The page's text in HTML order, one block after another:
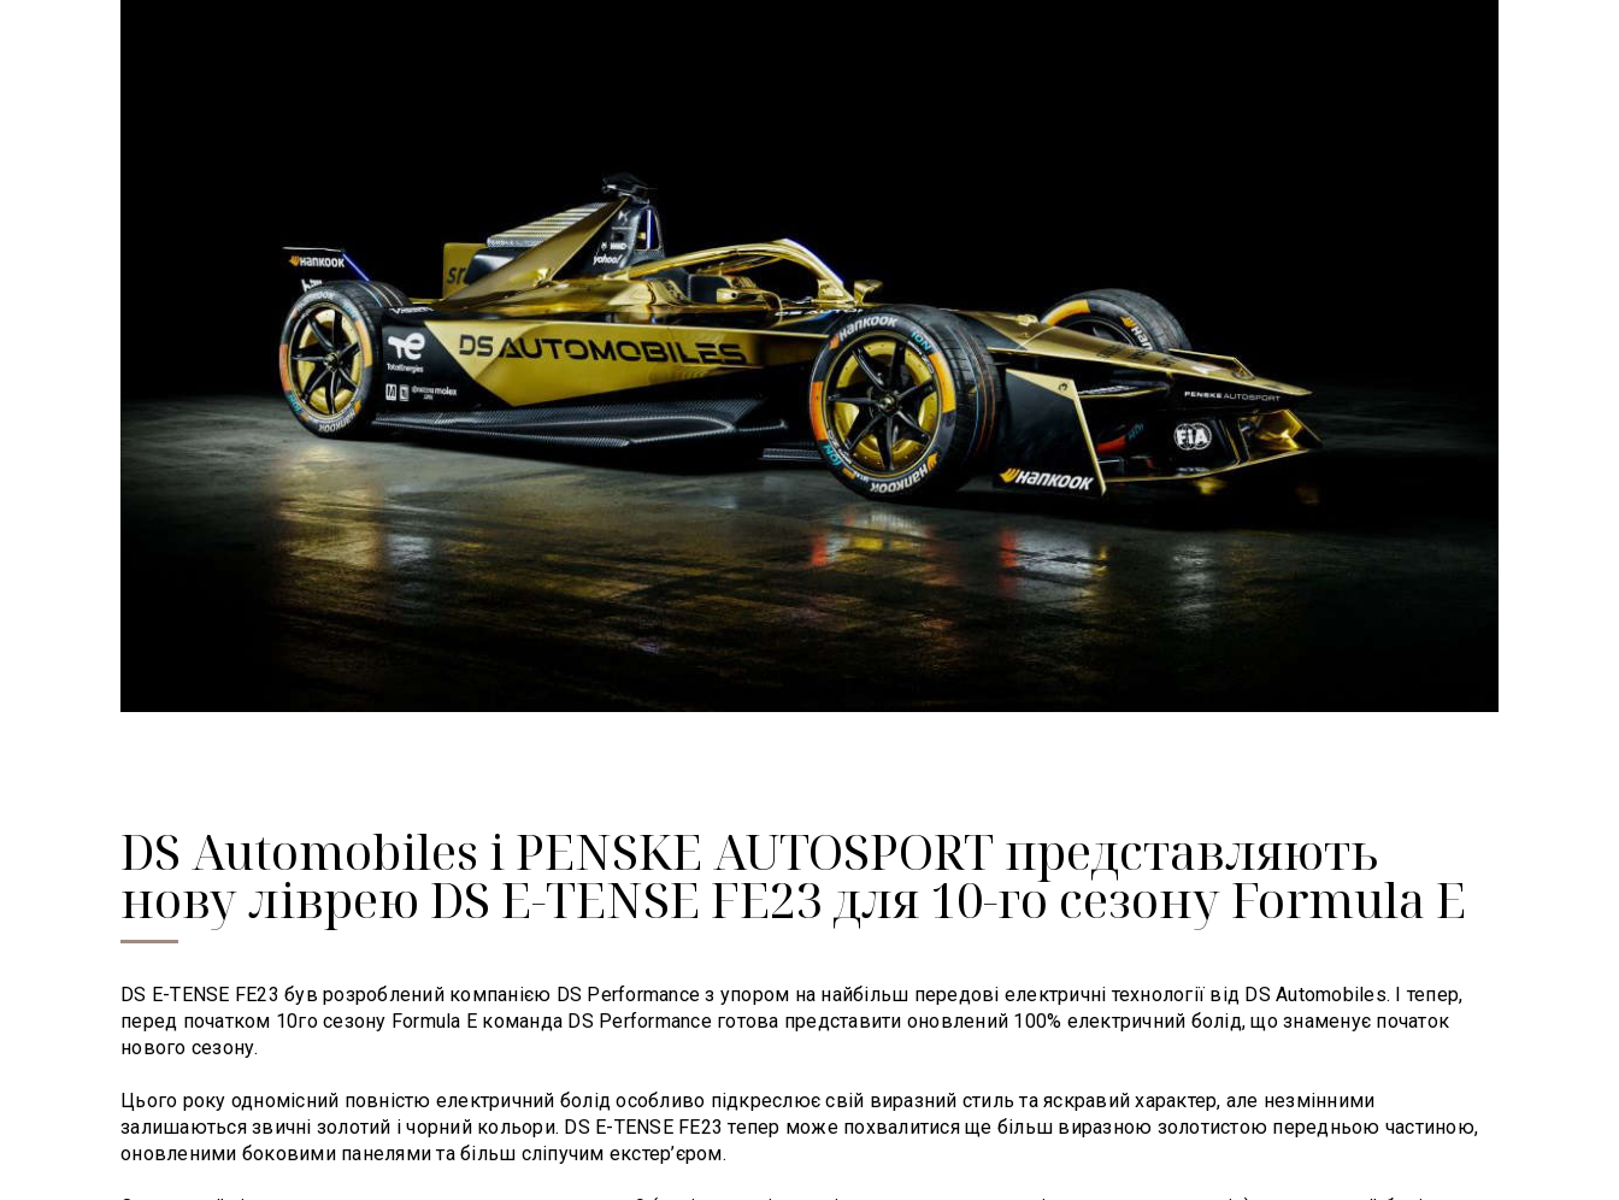
DS Automobiles і PENSKE AUTOSPORT представляють
нову ліврею DS E-TENSE FE23 для 10-го сезону Formula E
DS E-TENSE FE23 був розроблений компанією DS Performance з упором на найбільш передові електричні технології від DS Automobiles. І тепер,
перед початком 10го сезону Formula E команда DS Performance готова представити оновлений 100% електричний болід, що знаменує початок
нового сезону.
Цього року одномісний повністю електричний болід особливо підкреслює свій виразний стиль та яскравий характер, але незмінними
залишаються звичні золотий і чорний кольори. DS E-TENSE FE23 тепер може похвалитися ще більш виразною золотистою передньою частиною,
оновленими боковими панелями та більш сліпучим екстер’єром.